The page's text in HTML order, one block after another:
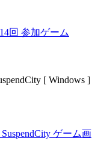
回 参加ゲーム
[ Windows ]